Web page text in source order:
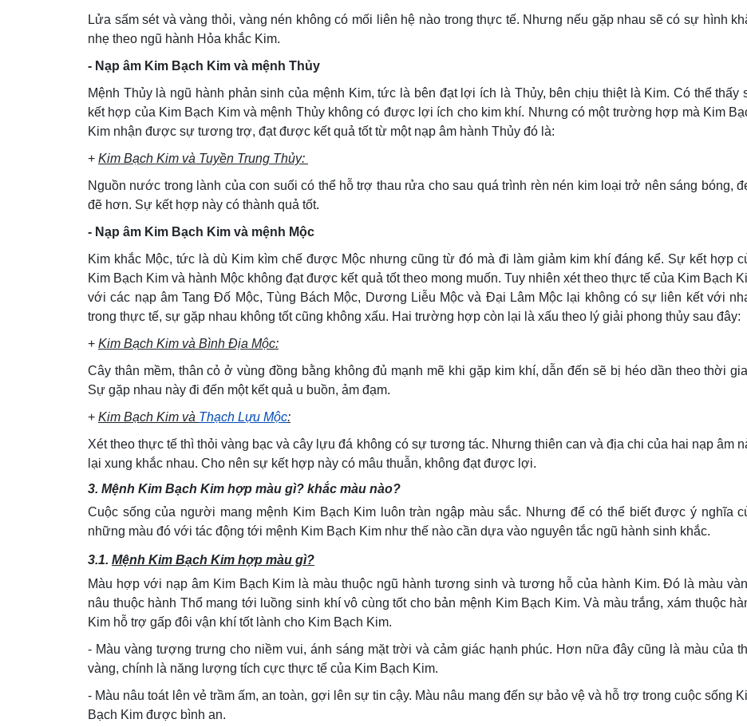
Lửa sấm sét và vàng thỏi, vàng nén không có mối liên hệ nào trong thực tế. Nhưng nếu gặp nhau sẽ có sự hình
nhẹ theo ngũ hành Hỏa khắc Kim.
- Nạp âm Kim Bạch Kim và mệnh Thủy
Mệnh Thủy là ngũ hành phản sinh của mệnh Kim, tức là bên đạt lợi ích là Thủy, bên chịu thiệt là Kim. Có thể thấy
kết hợp của Kim Bạch Kim và mệnh Thủy không có được lợi ích cho kim khí. Nhưng có một trường hợp mà Kim
Kim nhận được sự tương trợ, đạt được kết quả tốt từ một nạp âm hành Thủy đó là:
+ Kim Bạch Kim và Tuyền Trung Thủy:
Nguồn nước trong lành của con suối có thể hỗ trợ thau rửa cho sau quá trình rèn nén kim loại trở nên sáng bóng,
đẽ hơn. Sự kết hợp này có thành quả tốt.
- Nạp âm Kim Bạch Kim và mệnh Mộc
Kim khắc Mộc, tức là dù Kim kìm chế được Mộc nhưng cũng từ đó mà đi làm giảm kim khí đáng kể. Sự kết hợp
Kim Bạch Kim và hành Mộc không đạt được kết quả tốt theo mong muốn. Tuy nhiên xét theo thực tế của Kim Bạch
với các nạp âm Tang Đố Mộc, Tùng Bách Mộc, Dương Liễu Mộc và Đại Lâm Mộc lại không có sự liên kết với
trong thực tế, sự gặp nhau không tốt cũng không xấu. Hai trường hợp còn lại là xấu theo lý giải phong thủy sau đây:
+ Kim Bạch Kim và Bình Địa Mộc:
Cây thân mềm, thân cỏ ở vùng đồng bằng không đủ mạnh mẽ khi gặp kim khí, dẫn đến sẽ bị héo dần theo thời
Sự gặp nhau này đi đến một kết quả u buồn, ảm đạm.
+ Kim Bạch Kim và Thạch Lựu Mộc:
Xét theo thực tế thì thỏi vàng bạc và cây lựu đá không có sự tương tác. Nhưng thiên can và địa chi của hai nạp âm
lại xung khắc nhau. Cho nên sự kết hợp này có mâu thuẫn, không đạt được lợi.
3. Mệnh Kim Bạch Kim hợp màu gì? khắc màu nào?
Cuộc sống của người mang mệnh Kim Bạch Kim luôn tràn ngập màu sắc. Nhưng để có thể biết được ý nghĩa
những màu đó với tác động tới mệnh Kim Bạch Kim như thế nào cần dựa vào nguyên tắc ngũ hành sinh khắc.
3.1. Mệnh Kim Bạch Kim hợp màu gì?
Màu hợp với nạp âm Kim Bạch Kim là màu thuộc ngũ hành tương sinh và tương hỗ của hành Kim. Đó là màu
nâu thuộc hành Thổ mang tới luồng sinh khí vô cùng tốt cho bản mệnh Kim Bạch Kim. Và màu trắng, xám thuộc
Kim hỗ trợ gấp đôi vận khí tốt lành cho Kim Bạch Kim.
- Màu vàng tượng trưng cho niềm vui, ánh sáng mặt trời và cảm giác hạnh phúc. Hơn nữa đây cũng là màu của
vàng, chính là năng lượng tích cực thực tế của Kim Bạch Kim.
- Màu nâu toát lên vẻ trầm ấm, an toàn, gợi lên sự tin cậy. Màu nâu mang đến sự bảo vệ và hỗ trợ trong cuộc sống
Bạch Kim được bình an.